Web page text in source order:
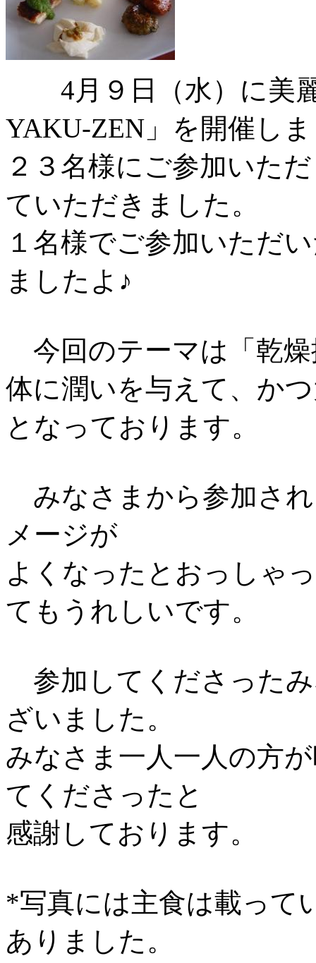
4月９日（水）に美麗
YAKU-ZEN」を開催し
２３名様にご参加いた
ていただきました。
１名様でご参加いただ
ましたよ♪
今回のテーマは「乾
体に潤いを与えて、か
となっております。
みなさまから参加さ
メージが
よくなったとおっしゃ
てもうれしいです。
参加してくださった
ざいました。
みなさま一人一人の方
てくださったと
感謝しております。
*写真には主食は載って
ありました。